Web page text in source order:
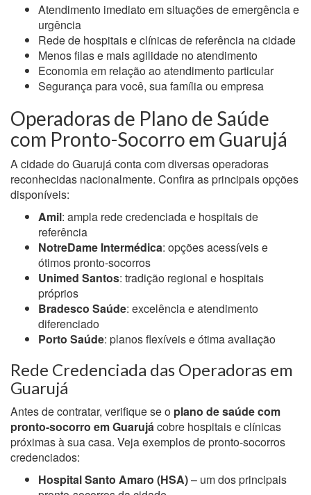
Atendimento imediato em situações de emergência e
urgência
Rede de hospitais e clínicas de referência na cidade
Menos filas e mais agilidade no atendimento
Economia em relação ao atendimento particular
Segurança para você, sua família ou empresa
Operadoras de Plano de Saúde
com Pronto-Socorro em Guarujá
A cidade do Guarujá conta com diversas operadoras
reconhecidas nacionalmente. Confira as principais opções
disponíveis:
Amil: ampla rede credenciada e hospitais de
referência
NotreDame Intermédica: opções acessíveis e
ótimos pronto-socorros
Unimed Santos: tradição regional e hospitais
próprios
Bradesco Saúde: excelência e atendimento
diferenciado
Porto Saúde: planos flexíveis e ótima avaliação
Rede Credenciada das Operadoras em
Guarujá
Antes de contratar, verifique se o plano de saúde com
pronto-socorro em Guarujácobre hospitais e clínicas
próximas à sua casa. Veja exemplos de pronto-socorros
credenciados:
Hospital Santo Amaro (HSA)– um dos principais